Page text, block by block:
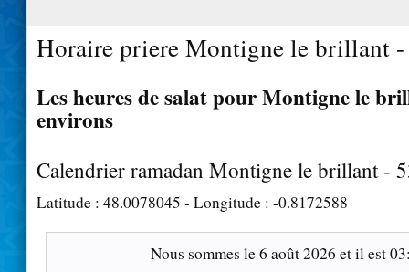
Horaire priere Montigne le brillant
Les heures de salat pour Montigne le
environs
Calendrier ramadan Montigne le brillant -
Latitude : 48.0078045 - Longitude : -0.8172588
Nous sommes le6 août 2026 et il est